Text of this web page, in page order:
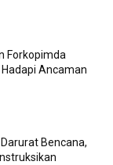
Forkopimda
Ancaman
Bencana,